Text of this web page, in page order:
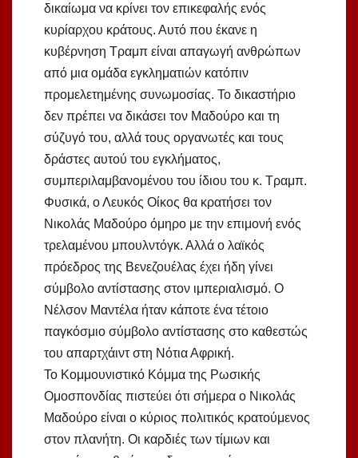
δικαίωμα να κρίνει τον επικεφαλής ενός
κυρίαρχου κράτους. Αυτό που έκανε η
κυβέρνηση Τραμπ είναι απαγωγή ανθρώπων
από μια ομάδα εγκληματιών κατόπιν
προμελετημένης συνωμοσίας. Το δικαστήριο
δεν πρέπει να δικάσει τον Μαδούρο και τη
σύζυγό του, αλλά τους οργανωτές και τους
δράστες αυτού του εγκλήματος,
συμπεριλαμβανομένου του ίδιου του κ. Τραμπ.
Φυσικά, ο Λευκός Οίκος θα κρατήσει τον
Νικολάς Μαδούρο όμηρο με την επιμονή ενός
τρελαμένου μπουλντόγκ. Αλλά ο λαϊκός
πρόεδρος της Βενεζουέλας έχει ήδη γίνει
σύμβολο αντίστασης στον ιμπεριαλισμό. Ο
Νέλσον Μαντέλα ήταν κάποτε ένα τέτοιο
παγκόσμιο σύμβολο αντίστασης στο καθεστώς
του απαρτχάιντ στη Νότια Αφρική.
Το Κομμουνιστικό Κόμμα της Ρωσικής
Ομοσπονδίας πιστεύει ότι σήμερα ο Νικολάς
Μαδούρο είναι ο κύριος πολιτικός κρατούμενος
στον πλανήτη. Οι καρδιές των τίμιων και